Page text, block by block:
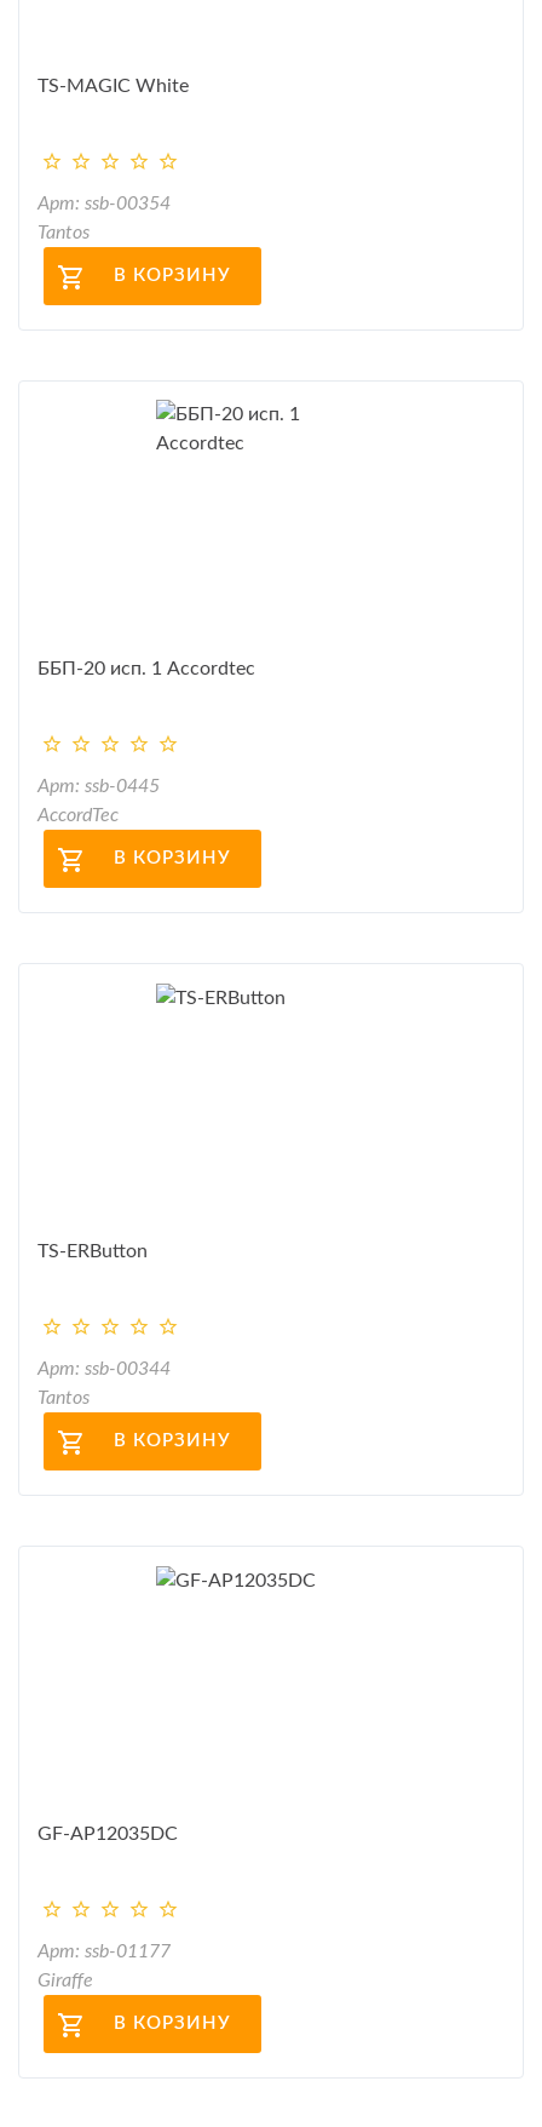
TS-MAGIC White
Арт: ssb-00354
Tantos
В КОРЗИНУ
ББП-20 исп. 1 Accordtec
Арт: ssb-0445
AccordTec
В КОРЗИНУ
TS-ERButton
Арт: ssb-00344
Tantos
В КОРЗИНУ
GF-AP12035DC
Арт: ssb-01177
Giraffe
В КОРЗИНУ